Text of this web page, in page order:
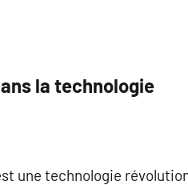
la technologie
une technologie